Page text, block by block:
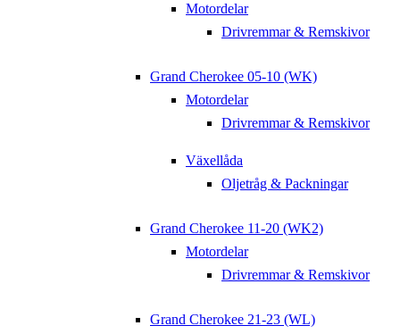
Motordelar
Drivremmar & Remskivor
Grand Cherokee 05-10 (WK)
Motordelar
Drivremmar & Remskivor
Växellåda
Oljetråg & Packningar
Grand Cherokee 11-20 (WK2)
Motordelar
Drivremmar & Remskivor
Grand Cherokee 21-23 (WL)